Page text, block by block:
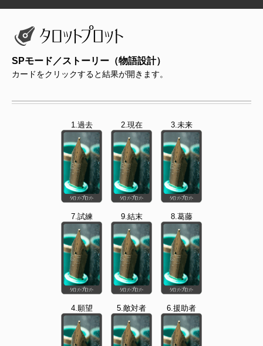
SPモード／ストーリー（物語設計）
カードをクリックすると結果が開きます。
1.過去 2.現在 3.未来
7.試練 9.結末 8.葛藤
4.願望 5.敵対者 6.援助者